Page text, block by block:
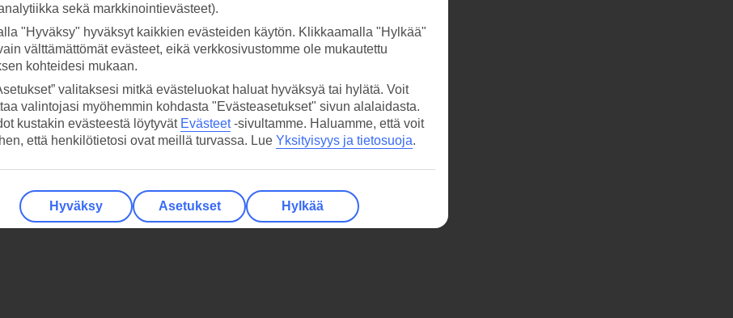
sekä markkinointievästeet).
"Hyväksy" hyväksyt kaikkien evästeiden käytön. Klikkaamalla "Hylkää"
välttämättömät evästeet, eikä verkkosivustomme ole mukautettu
kohteidesi mukaan.
valitaksesi mitkä evästeluokat haluat hyväksyä tai hylätä. Voit
valintojasi myöhemmin kohdasta "Evästeasetukset" sivun alalaidasta.
kustakin evästeestä löytyvät Evästeet-sivultamme. Haluamme, että voit
että henkilötietosi ovat meillä turvassa. Lue Yksityisyys ja tietosuoja.
Hyväksy Asetukset Hylkää